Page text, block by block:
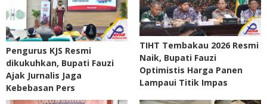
Pengurus KJS Resmi
dikukuhkan, Bupati Fauzi
Ajak Jurnalis Jaga
Kebebasan Pers
TIHT Tembakau 2026 Resmi
Naik, Bupati Fauzi
Optimistis Harga Panen
Lampaui Titik Impas